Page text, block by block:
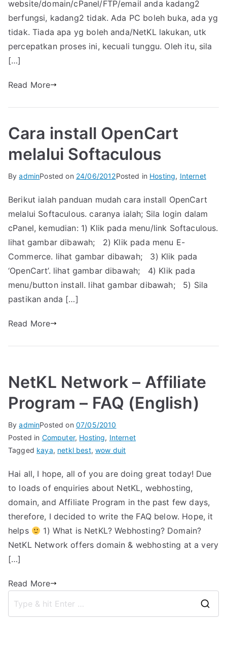
website/domain/cPanel/FTP/email anda kadang2
berfungsi, kadang2 tidak. Ada PC boleh buka, ada yg
tidak. Tiada apa yg boleh anda/NetKL lakukan, utk
percepatkan proses ini, kecuali tunggu. Oleh itu, sila
[…]
Read More
Cara install OpenCart
melalui Softaculous
ByadminPosted on 24/06/2012Posted in Hosting, Internet
Berikut ialah panduan mudah cara install OpenCart
melalui Softaculous. caranya ialah; Sila login dalam
cPanel, kemudian: 1) Klik pada menu/link Softaculous.
lihat gambar dibawah; 2) Klik pada menu E-
Commerce. lihat gambar dibawah; 3) Klik pada
‘OpenCart’. lihat gambar dibawah; 4) Klik pada
menu/button install. lihat gambar dibawah; 5) Sila
pastikan anda […]
Read More
NetKL Network – Affiliate
Program – FAQ (English)
ByadminPosted on 07/05/2010
Posted in Computer, Hosting, Internet
Tagged kaya, netkl best,wow duit
Hai all, I hope, all of you are doing great today! Due
to loads of enquiries about NetKL, webhosting,
domain, and Affiliate Program in the past few days,
therefore, I decided to write the FAQ below. Hope, it
helps
1) What is NetKL? Webhosting? Domain?
NetKL Network offers domain & webhosting at a very
[…]
Read More